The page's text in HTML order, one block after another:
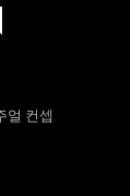
얼 컨셉